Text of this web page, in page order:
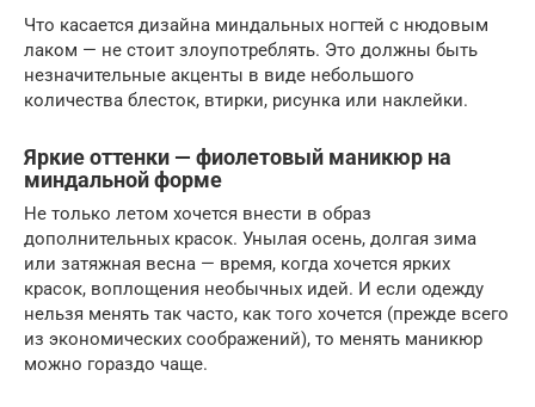
Что касается дизайна миндальных ногтей с нюдовым
лаком — не стоит злоупотреблять. Это должны быть
незначительные акценты в виде небольшого
количества блесток, втирки, рисунка или наклейки.
Яркие оттенки — фиолетовый маникюр на
миндальной форме
Не только летом хочется внести в образ
дополнительных красок. Унылая осень, долгая зима
или затяжная весна — время, когда хочется ярких
красок, воплощения необычных идей. И если одежду
нельзя менять так часто, как того хочется (прежде всего
из экономических соображений), то менять маникюр
можно гораздо чаще.